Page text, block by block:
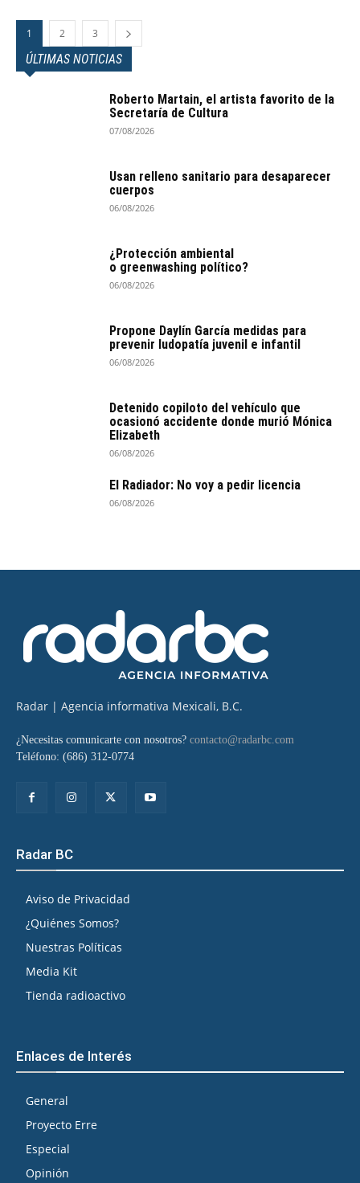
1 2 3
ÚLTIMAS NOTICIAS
Roberto Martain, el artista favorito de la
Secretaría de Cultura
07/08/2026
Usan relleno sanitario para desaparecer
cuerpos
06/08/2026
¿Protección ambiental
o greenwashing político?
06/08/2026
Propone Daylín García medidas para
prevenir ludopatía juvenil e infantil
06/08/2026
Detenido copiloto del vehículo que
ocasionó accidente donde murió Mónica
Elizabeth
06/08/2026
El Radiador: No voy a pedir licencia
06/08/2026
Radar | Agencia informativa Mexicali, B.C.
¿Necesitas comunicarte con nosotros? contacto@radarbc.com
Teléfono: (686) 312-0774
Radar BC
Aviso de Privacidad
¿Quiénes Somos?
Nuestras Políticas
Media Kit
Tienda radioactivo
Enlaces de Interés
General
Proyecto Erre
Especial
Opinión